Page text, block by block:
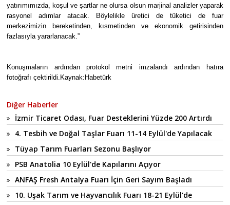
yatırımımızda, koşul ve şartlar ne olursa olsun marjinal analizler yaparak
rasyonel adımlar atacak. Böylelikle üretici de tüketici de fuar
merkezimizin bereketinden, kısmetinden ve ekonomik getirisinden
fazlasıyla yararlanacak.”
Konuşmaların ardından protokol metni imzalandı ardından hatıra
fotoğrafı çektirildi.Kaynak:Habetürk
Diğer Haberler
İzmir Ticaret Odası, Fuar Desteklerini Yüzde 200 Artırdı
4. Tesbih ve Doğal Taşlar Fuarı 11-14 Eylül'de Yapılacak
Tüyap Tarım Fuarları Sezonu Başlıyor
PSB Anatolia 10 Eylül'de Kapılarını Açıyor
ANFAŞ Fresh Antalya Fuarı İçin Geri Sayım Başladı
10. Uşak Tarım ve Hayvancılık Fuarı 18-21 Eylül'de